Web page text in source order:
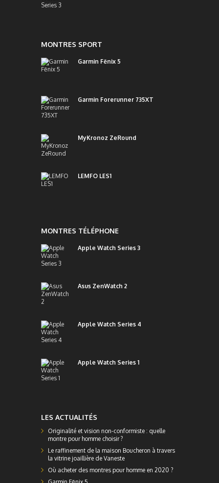
MONTRES SPORT
Garmin Fēnix 5
Garmin Forerunner 735XT
MyKronoz ZeRound
LEMFO LES1
MONTRES TÉLÉPHONE
Apple Watch Series 3
Asus ZenWatch 2
Apple Watch Series 4
Apple Watch Series 1
LES ACTUALITÉS
Originalité et vision non-conformiste : quelle
montre pour homme choisir ?
Le raffinement de la maison Boucheron à travers
la vitrine joaillière de Vaneste
Où acheter des montres pour homme en 2020 ?
Garmin Fēnix 5